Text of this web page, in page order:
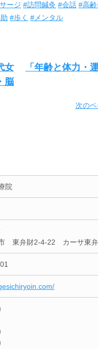
ージ #訪問鍼灸 #会話 #高
#歩く #メンタル
女
脳
「年齢と体力・
次の
院
東弁財2-4-22 カーサ東